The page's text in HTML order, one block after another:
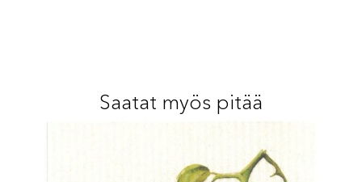
Saatat myös pitää